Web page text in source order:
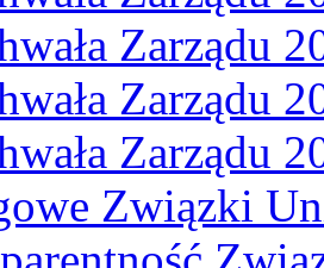
Zarządu
Zarządu
Zarządu
Związki